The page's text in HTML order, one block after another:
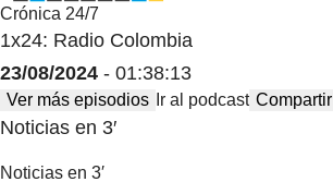
Crónica 24/7
1x24: Radio Colombia
23/08/2024 - 01:38:13
Ver más episodios Ir al podcast Compartir
Noticias en 3′
Noticias en 3′